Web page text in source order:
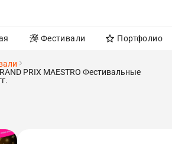
Фестивали Портфолио
PRIX MAESTRO Фестивальные